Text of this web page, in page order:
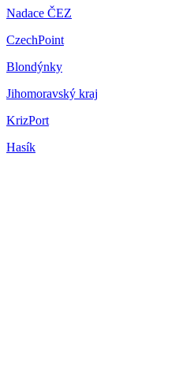
Nadace ČEZ
CzechPoint
Blondýnky
Jihomoravský kraj
KrizPort
Hasík